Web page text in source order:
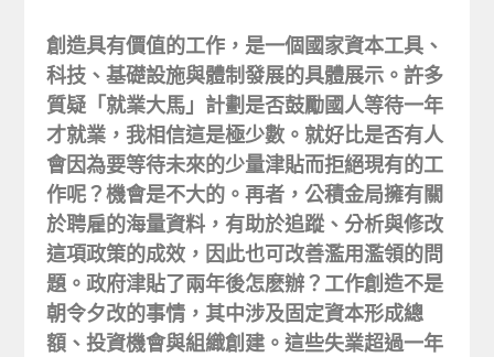
創造具有價值的工作，是一個國家資本工具、
科技、基礎設施與體制發展的具體展示。許多
質疑「就業大馬」計劃是否鼓勵國人等待一年
才就業，我相信這是極少數。就好比是否有人
會因為要等待未來的少量津貼而拒絕現有的工
作呢？機會是不大的。再者，公積金局擁有關
於聘雇的海量資料，有助於追蹤、分析與修改
這項政策的成效，因此也可改善濫用濫領的問
題。政府津貼了兩年後怎麽辦？工作創造不是
朝令夕改的事情，其中涉及固定資本形成總
額、投資機會與組織創建。這些失業超過一年